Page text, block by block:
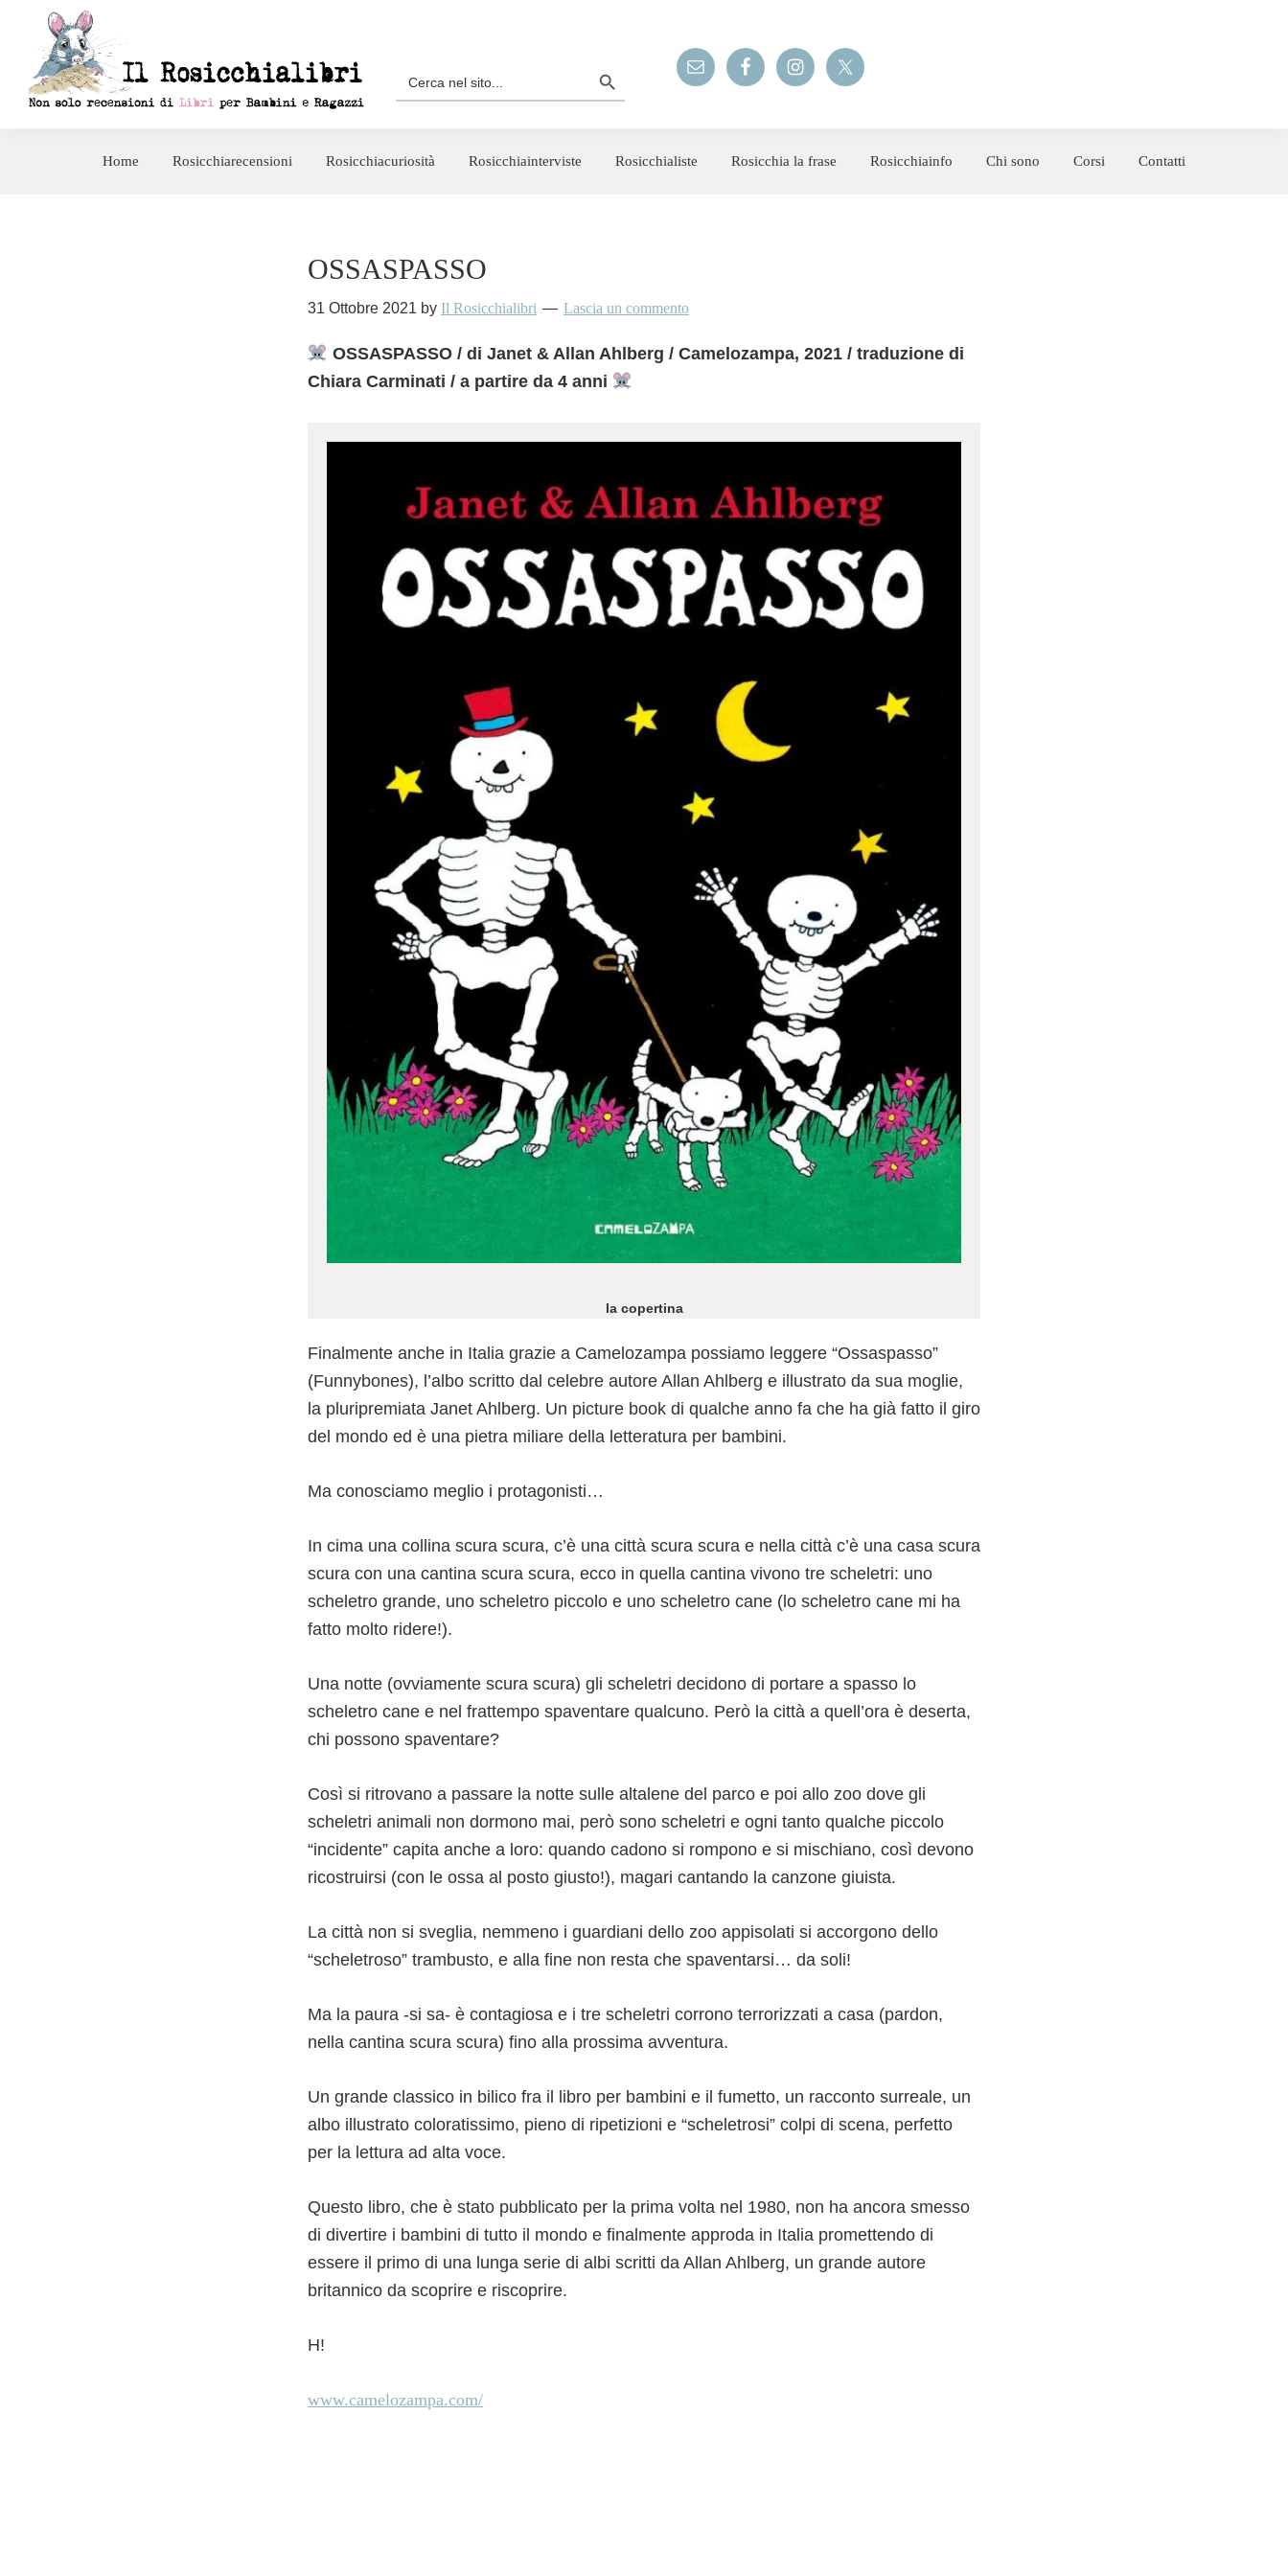
navigazione
primaria
contenuto
principale
Search
for:
Home Rosicchiarecensioni Rosicchiacuriosità Rosicchiainterviste Rosicchialiste Rosicchia la frase Rosicchiainfo Chi sono Corsi Contatti
OSSASPASSO
31 Ottobre 2021 by Il Rosicchialibri Lascia un commento
OSSASPASSO / di Janet & Allan Ahlberg / Camelozampa, 2021 / traduzione di
Chiara Carminati / a partire da 4 anni
la copertina
Finalmente anche in Italia grazie a Camelozampa possiamo leggere “Ossaspasso”
(Funnybones), l’albo scritto dal celebre autore Allan Ahlberg e illustrato da sua moglie,
la pluripremiata Janet Ahlberg. Un picture book di qualche anno fa che ha già fatto il giro
del mondo ed è una pietra miliare della letteratura per bambini.
Ma conosciamo meglio i protagonisti…
In cima una collina scura scura, c’è una città scura scura e nella città c’è una casa scura
scura con una cantina scura scura, ecco in quella cantina vivono tre scheletri: uno
scheletro grande, uno scheletro piccolo e uno scheletro cane (lo scheletro cane mi ha
fatto molto ridere!).
Una notte (ovviamente scura scura) gli scheletri decidono di portare a spasso lo
scheletro cane e nel frattempo spaventare qualcuno. Però la città a quell’ora è deserta,
chi possono spaventare?
Così si ritrovano a passare la notte sulle altalene del parco e poi allo zoo dove gli
scheletri animali non dormono mai, però sono scheletri e ogni tanto qualche piccolo
“incidente” capita anche a loro: quando cadono si rompono e si mischiano, così devono
ricostruirsi (con le ossa al posto giusto!), magari cantando la canzone giuista.
La città non si sveglia, nemmeno i guardiani dello zoo appisolati si accorgono dello
“scheletroso” trambusto, e alla fine non resta che spaventarsi… da soli!
Ma la paura -si sa- è contagiosa e i tre scheletri corrono terrorizzati a casa (pardon,
nella cantina scura scura) fino alla prossima avventura.
Un grande classico in bilico fra il libro per bambini e il fumetto, un racconto surreale, un
albo illustrato coloratissimo, pieno di ripetizioni e “scheletrosi” colpi di scena, perfetto
per la lettura ad alta voce.
Questo libro, che è stato pubblicato per la prima volta nel 1980, non ha ancora smesso
di divertire i bambini di tutto il mondo e finalmente approda in Italia promettendo di
essere il primo di una lunga serie di albi scritti da Allan Ahlberg, un grande autore
britannico da scoprire e riscoprire.
H!
www.camelozampa.com/